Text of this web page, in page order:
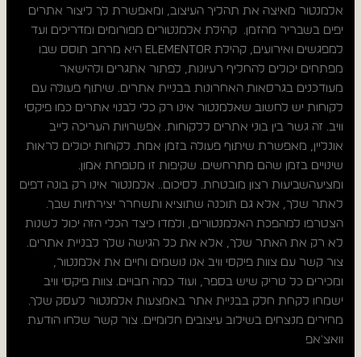
אלמנטור מאיצה את תהליך העיצוב, ומאפשרת לך ליצור אתרים
יפים בשבריר מהזמן. קהילת אלמנטורים מפורומים ומדריכים ועד
למפגשים ואירועים, קהילת Elementor היא מרחב תוסס שבו
מפתחים יכולים להחליף רעיונות, לפתור אתגרים ולהישאר
מעודכנים בגרסאות האחרונות בבניית אתרים. שיתוף פעולה עם
לקוחות יש לחשוב שאלמנטור אינו רק כלי לבנוי אתרים כמו פיקסי
וויב. זה גשר בין בוני אתרים ללקוחות. אפשרויות העריכה לייב
אונליין, מאפשרת שיתוף פעולה בזמן אמת. לקוחות יכולים לראות
שינויים בזמן שהם מתרחשים. שקיפות זו מטפחת אמון.
ומציעהשביעות רצון מובטחת. לסיכום.. אלמנטור אינו רק בונה דפים
לאתר שלך, אלא גם תוכנה שתוציא ותשחרר יצירתיות שבך.
הצטרפו למהפכת האלמנטורים, ולמדו כיצד הכלי הזה יכול לשנות
לא רק את האתר שלך, אלא את כל הגישה שלך לבניית אתרים.
צור קשר עם צוות פיקסי וויב אנו נושמים וחיים את אלמנטור,
ומכירים כל טריק שיש בספר, ועוד כמה חבויים. צוות פיקסי וויב
ישמחו לקחת חלק בבניית אתר באמצעות אלמנטור לעסק שלך.
מחירים מנצחים בשילוב עיצובים חלומיים. צור קשר שלחו הודעת
וואצ'אפ